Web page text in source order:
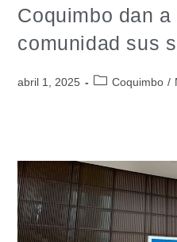
Coquimbo dan
comunidad sus
abril 1, 2025 Coquimbo /